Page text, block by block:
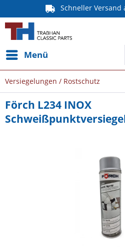
Schneller Versand
Menü
Versiegelungen / Rostschutz
Förch L234 INOX